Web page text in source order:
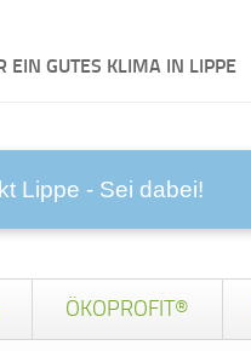
EIN GUTES KLIMA IN LIPPE
Lippe - Sei dabei!
ÖKOPROFIT®